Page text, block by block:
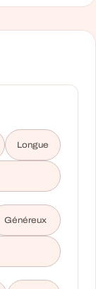
Longue
Généreux